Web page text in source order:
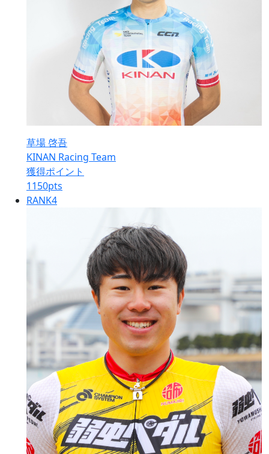
草場 啓吾
KINAN Racing Team
獲得ポイント
1150pts
RANK4